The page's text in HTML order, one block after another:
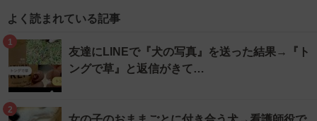
よく読まれている記事
1
友達にLINEで『犬の写真』を送った結果→『ト
ングで草』と返信がきて…
2